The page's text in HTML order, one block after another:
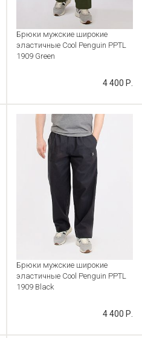
Брюки мужские широкие
эластичные Cool Penguin PPTL
1909 Green
4 400 Р.
Брюки мужские широкие
эластичные Cool Penguin PPTL
1909 Black
4 400 Р.